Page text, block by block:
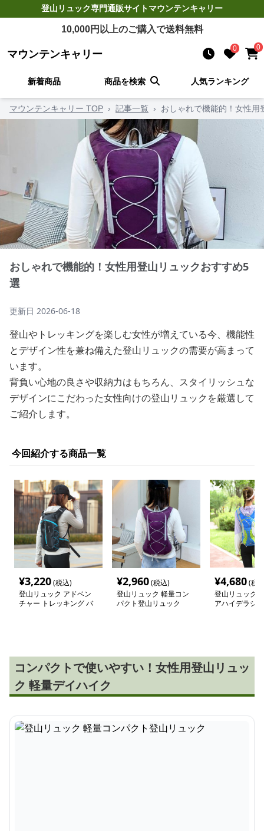
登山リュック専門通販サイトマウンテンキャリー
10,000円以上のご購入で送料無料
マウンテンキャリー 0 0
新着商品 商品を検索 人気ランキング
マウンテンキャリー TOP › 記事一覧 › おしゃれで機能的！女性用
おしゃれで機能的！女性用登山リュックおすすめ5
選
更新日 2026-06-18
登山やトレッキングを楽しむ女性が増えている今、機能性
とデザイン性を兼ね備えた登山リュックの需要が高まって
います。
背負い心地の良さや収納力はもちろん、スタイリッシュな
デザインにこだわった女性向けの登山リュックを厳選して
ご紹介します。
今回紹介する商品一覧
¥3,220(税込)
登山リュック アドベン
チャー トレッキング バ
¥2,960(税込)
登山リュック 軽量コン
パクト登山リュック
¥4,680(税
登山リュック
アハイデラシ
コンパクトで使いやすい！女性用登山リュッ
ク 軽量デイハイク